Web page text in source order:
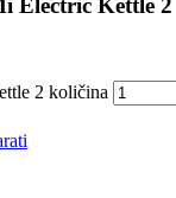
Electric Kettle 2
2 količina